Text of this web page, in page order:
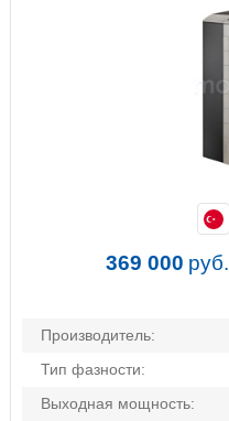
Производитель:
Тип фазности:
Выходная мощность:
369 000 руб.